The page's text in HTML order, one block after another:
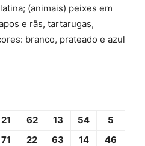
(animais) peixes em
e rãs, tartarugas,
branco, prateado e azul
21 62 13 54
5
71 22 63 14
46